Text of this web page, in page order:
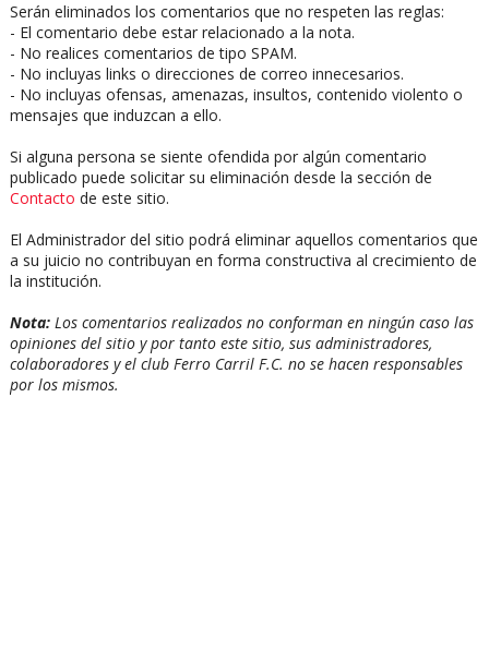
Serán eliminados los comentarios que no respeten las reglas:
- El comentario debe estar relacionado a la nota.
- No realices comentarios de tipo SPAM.
- No incluyas links o direcciones de correo innecesarios.
- No incluyas ofensas, amenazas, insultos, contenido violento o
mensajes que induzcan a ello.
Si alguna persona se siente ofendida por algún comentario
publicado puede solicitar su eliminación desde la sección de
Contacto de este sitio.
El Administrador del sitio podrá eliminar aquellos comentarios que
a su juicio no contribuyan en forma constructiva al crecimiento de
la institución.
Nota:Los comentarios realizados no conforman en ningún caso las
opiniones del sitio y por tanto este sitio, sus administradores,
colaboradores y el club Ferro Carril F.C. no se hacen responsables
por los mismos.